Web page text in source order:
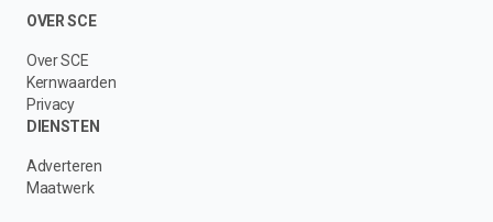
OVER SCE
Over SCE
Kernwaarden
Privacy
DIENSTEN
Adverteren
Maatwerk